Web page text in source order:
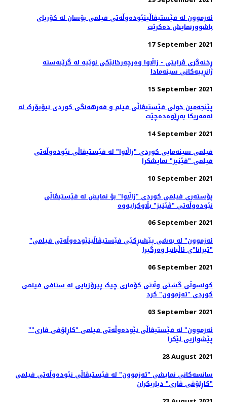
ئەزموون لە فێستیڤاڵینێوده‌وڵه‌تی فیلمی بۆسان له کۆریای
باشوورنمایش ده‌کرێت
17 September 2021
ڕخنەگری ڤرایتی - زاڵاوا وەرچەرخانێکی نوێیە لە گرێبەستە
ژانڕییەکانی سینەمادا
15 September 2021
پێنجەمین خولی فێستیڤاڵی فیلم و فەرهەنگی کوردی نیۆیۆرک لە
ئەمەریکا بەڕێوەدەچێت
14 September 2021
فیلمی سینەمایی کوردی "زاڵاوا" لە فێستیڤاڵی نێودەوڵەتی
فیلمی "ڤێنیز" نمایشکرا
10 September 2021
پۆستەری فیلمی کوردی "زاڵاوا" بۆ نمایش لە فێستیڤاڵی
نێودەوڵەتی "ڤێنیز" بڵاوکرایەوە
06 September 2021
"ئەزموون" لە به‌شی پێشبڕکێی فێستیڤاڵینێوده‌وڵه‌تی فیلمی
"تیرانا"ی ئاڵبانیا وه‌رگیرا
06 September 2021
کونسوڵی گشتی وڵاتی کۆماری چیک پیرۆزبایی لە ستافی فیلمی
کوردی "ئەزموون" کرد
03 September 2021
"ئەزموون" لە فێستیڤاڵی نێوده‌وڵه‌تی فیلمی "کاڕلۆڤی ڤاری"
پێشوازیی لێکرا
28 August 2021
سانسه‌کانی نمایشی "ئەزموون" لە فێستیڤاڵی نێوده‌وڵه‌تی فیلمی
"کاڕلۆڤی ڤاری" دیاریکران